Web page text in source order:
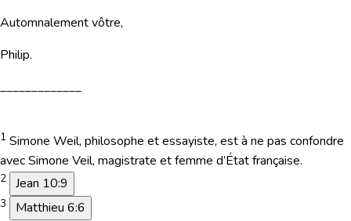
Automnalement vôtre,
Philip.
_____________
1 Simone Weil, philosophe et essayiste, est à ne pas confondre
avec Simone Veil, magistrate et femme d’État française.
2 Jean 10:9
3
Matthieu 6:6